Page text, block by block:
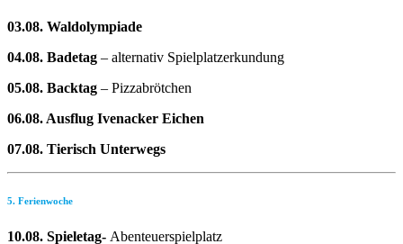
03.08. Waldolympiade
04.08. Badetag – alternativ Spielplatzerkundung
05.08. Backtag – Pizzabrötchen
06.08. Ausflug Ivenacker Eichen
07.08. Tierisch Unterwegs
5. Ferienwoche
10.08. Spieletag- Abenteuerspielplatz